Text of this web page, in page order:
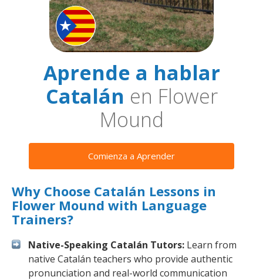
Aprende a hablar
Catalán en Flower
Mound
Comienza a Aprender
Why Choose Catalán Lessons in
Flower Mound with Language
Trainers?
Native-Speaking Catalán Tutors: Learn from
native Catalán teachers who provide authentic
pronunciation and real-world communication